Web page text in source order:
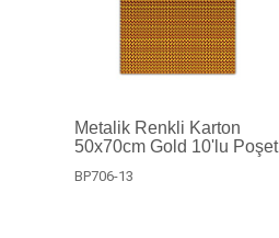
Metalik Renkli Karton
50x70cm Gold 10'lu Poşet
BP706-13